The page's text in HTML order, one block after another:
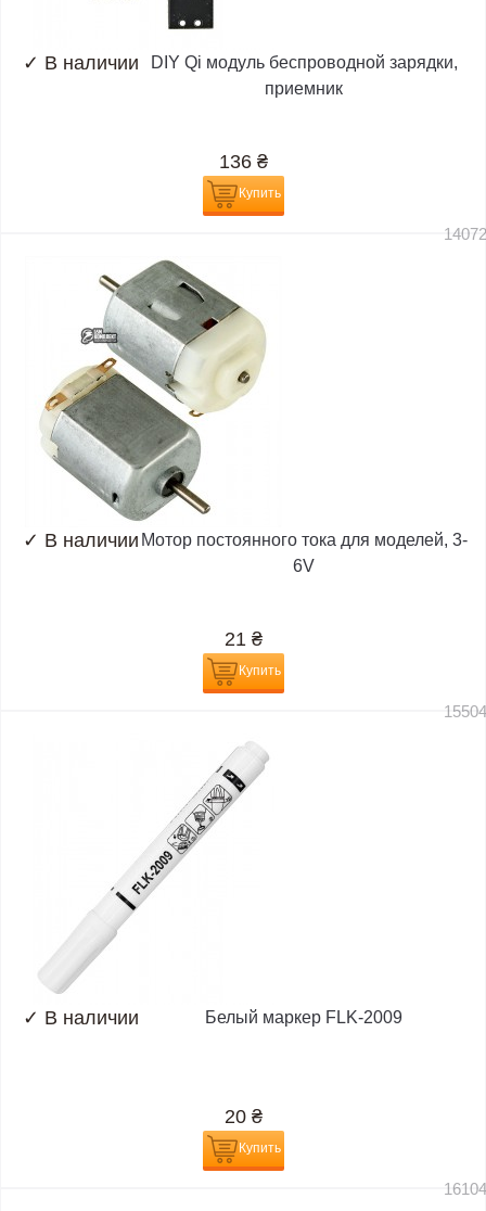
✓ В наличии
DIY Qi модуль беспроводной зарядки,
приемник
136 ₴
Купить
✓ В наличии Мотор постоянного тока для моделей, 3-
6V
21 ₴
Купить
✓ В наличии Белый маркер FLK-2009
20 ₴
Купить